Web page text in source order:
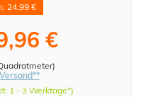
24,99 €
€
)
1 - 3 Werktage*)